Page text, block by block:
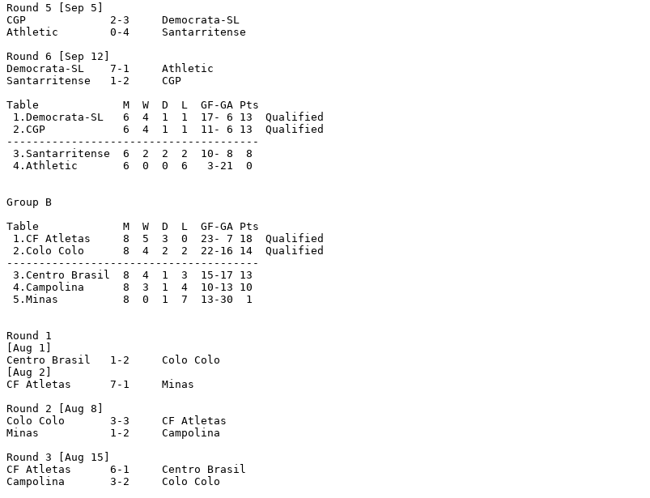
Round 5 [Sep 5]
CGP		2-3	Democrata-SL
Athletic	0-4	Santarritense
Round 6 [Sep 12]
Democrata-SL	7-1	Athletic
Santarritense	1-2	CGP
Table		  M  W  D  L  GF-GA Pts
1.Democrata-SL	  6  4  1  1  17- 6 13  Qualified
2.CGP		  6  4  1  1  11- 6 13  Qualified
---------------------------------------
3.Santarritense  6  2  2  2  10- 8  8
4.Athletic	  6  0  0  6   3-21  0
Group B
Table		  M  W  D  L  GF-GA Pts
1.CF Atletas     8  5  3  0  23- 7 18  Qualified
2.Colo Colo	  8  4  2  2  22-16 14  Qualified
---------------------------------------
3.Centro Brasil  8  4  1  3  15-17 13
4.Campolina	  8  3  1  4  10-13 10
5.Minas	  8  0  1  7  13-30  1
Round 1
[Aug 1]
Centro Brasil	1-2	Colo Colo
[Aug 2]
CF Atletas	7-1	Minas
Round 2 [Aug 8]
Colo Colo	3-3	CF Atletas
Minas		1-2	Campolina
Round 3 [Aug 15]
CF Atletas	6-1	Centro Brasil
Campolina	3-2	Colo Colo